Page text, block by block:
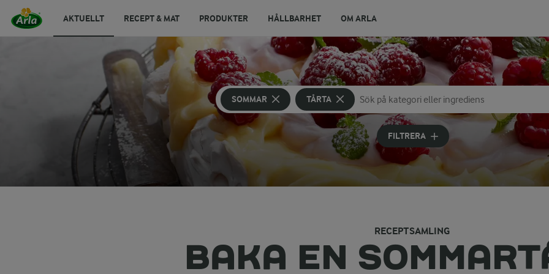
AKTUELLT RECEPT & MAT PRODUKTER HÅLLBARHET OM ARLA
SOMMAR TÅRTA
Sök på kategori eller ingrediens
Skriv in sökord för att få förslag
FILTRERA
RECEPTSAMLING
BAKA EN